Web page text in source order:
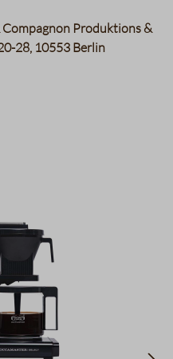
Produktions &
28, 10553 Berlin